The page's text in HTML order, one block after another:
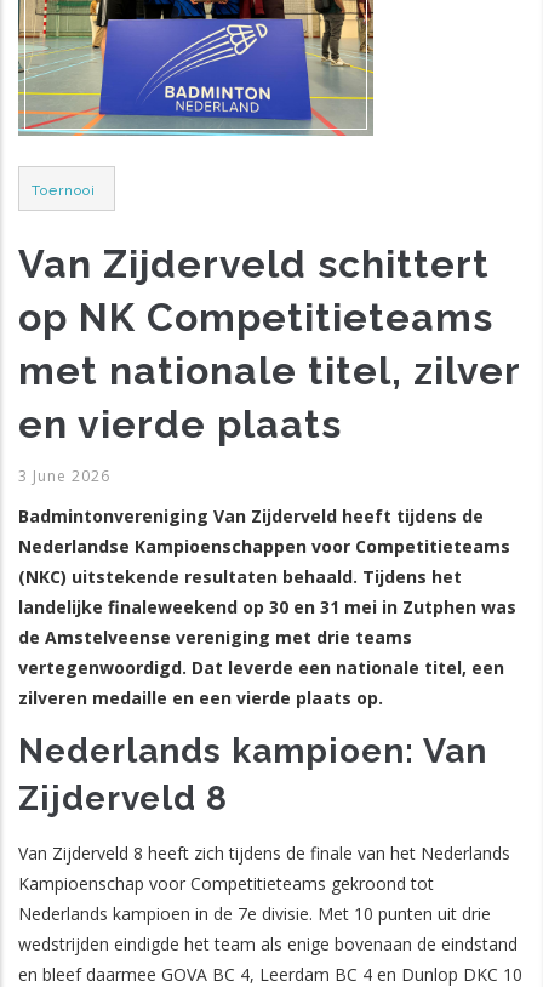
Post
Category
Toernooi
Van Zijderveld schittert
op NK Competitieteams
met nationale titel, zilver
en vierde plaats
3 June 2026
Badmintonvereniging Van Zijderveld heeft tijdens de
Nederlandse Kampioenschappen voor Competitieteams
(NKC) uitstekende resultaten behaald. Tijdens het
landelijke finaleweekend op 30 en 31 mei in Zutphen was
de Amstelveense vereniging met drie teams
vertegenwoordigd. Dat leverde een nationale titel, een
zilveren medaille en een vierde plaats op.
Nederlands kampioen: Van
Zijderveld 8
Van Zijderveld 8 heeft zich tijdens de finale van het Nederlands
Kampioenschap voor Competitieteams gekroond tot
Nederlands kampioen in de 7e divisie. Met 10 punten uit drie
wedstrijden eindigde het team als enige bovenaan de eindstand
en bleef daarmee GOVA BC 4, Leerdam BC 4 en Dunlop DKC 10